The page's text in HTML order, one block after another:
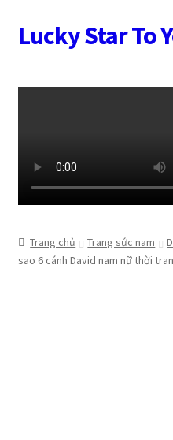
Đi
đến
hướng
Chuyển
đến
dung
Lucky Star To
Cửa hàng
Tài khoản
Trang chủ Trang sức nam
sao 6 cánh David nam nữ thời